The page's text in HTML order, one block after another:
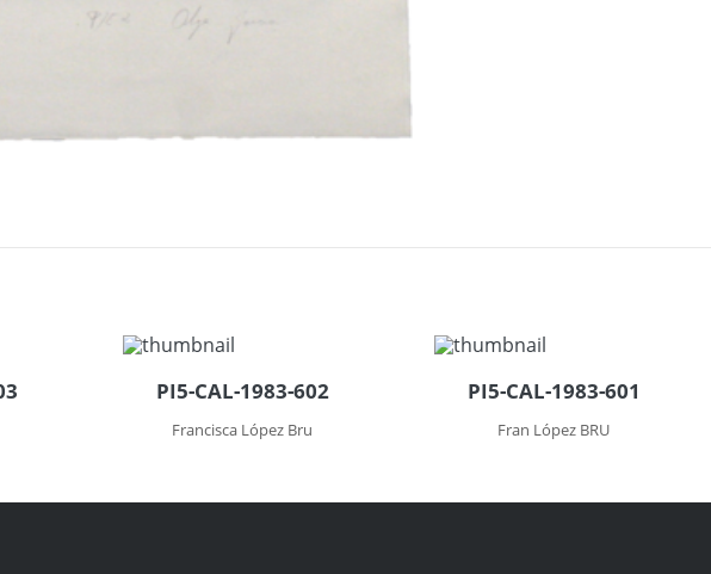
PI5-CAL-1983-602
Francisca López Bru
PI5-CAL-1983-601
Fran López BRU